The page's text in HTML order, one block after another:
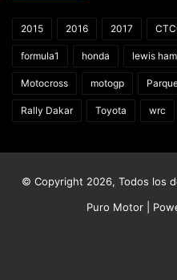
2015 2016 2017
formula1 honda lewis
Motocross motogp
Rally Dakar Toyota wrc
© Copyright 2026, Todos los
Puro Motor |